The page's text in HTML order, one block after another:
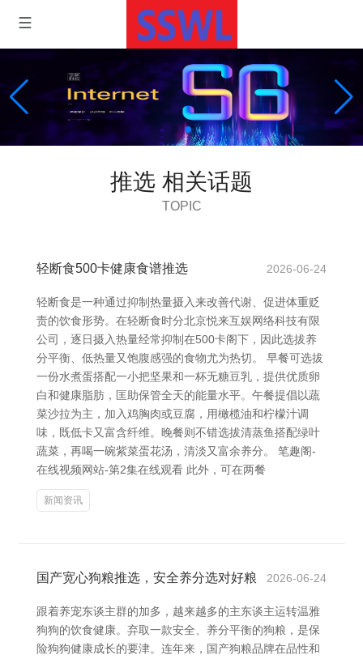
推选 相关话题
TOPIC
轻断食500卡健康食谱推选 2026-06-24
轻断食是一种通过抑制热量摄入来改善代谢、促进体重贬
责的饮食形势。在轻断食时分北京悦来互娱网络科技有限
公司，逐日摄入热量经常抑制在500卡阁下，因此选拔养
分平衡、低热量又饱腹感强的食物尤为热切。 早餐可选拔
一份水煮蛋搭配一小把坚果和一杯无糖豆乳，提供优质卵
白和健康脂肪，匡助保管全天的能量水平。午餐提倡以蔬
菜沙拉为主，加入鸡胸肉或豆腐，用橄榄油和柠檬汁调
味，既低卡又富含纤维。晚餐则不错选拔清蒸鱼搭配绿叶
蔬菜，再喝一碗紫菜蛋花汤，清淡又富余养分。 笔趣阁-
在线视频网站-第2集在线观看 此外，可在两餐
新闻资讯
国产宽心狗粮推选，安全养分选对好粮 2026-06-24
跟着养宠东谈主群的加多，越来越多的主东谈主运转温雅
狗狗的饮食健康。弃取一款安全、养分平衡的狗粮，是保
险狗狗健康成长的要津。连年来，国产狗粮品牌在品性和